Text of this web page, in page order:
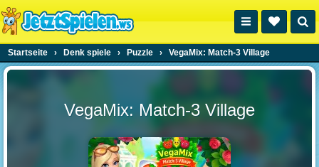
Startseite › Denk spiele › Puzzle › VegaMix: Match-3 Village
VegaMix: Match-3 Village